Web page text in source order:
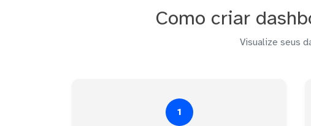
Como criar
Visualize seus
1